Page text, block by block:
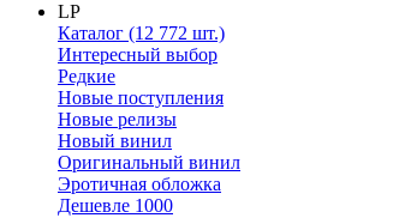
LP
Каталог (12 772 шт.)
Интересный выбор
Редкие
Новые поступления
Новые релизы
Новый винил
Оригинальный винил
Эротичная обложка
Дешевле 1000